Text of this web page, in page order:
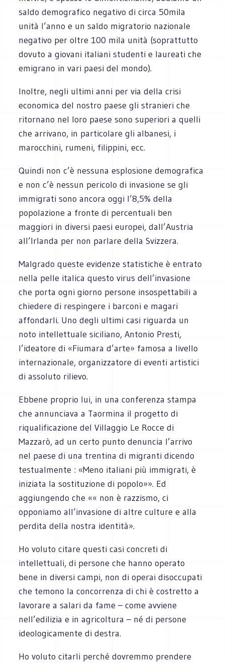
saldo demografico negativo di circa 50mila
unità l’anno e un saldo migratorio nazionale
negativo per oltre 100 mila unità (soprattutto
dovuto a giovani italiani studenti e laureati che
emigrano in vari paesi del mondo).
Inoltre, negli ultimi anni per via della crisi
economica del nostro paese gli stranieri che
ritornano nel loro paese sono superiori a quelli
che arrivano, in particolare gli albanesi, i
marocchini, rumeni, filippini, ecc.
Quindi non c’è nessuna esplosione demografica
e non c’è nessun pericolo di invasione se gli
immigrati sono ancora oggi l’8,5% della
popolazione a fronte di percentuali ben
maggiori in diversi paesi europei, dall’Austria
all’Irlanda per non parlare della Svizzera.
Malgrado queste evidenze statistiche è entrato
nella pelle italica questo virus dell’invasione
che porta ogni giorno persone insospettabili a
chiedere di respingere i barconi e magari
affondarli. Uno degli ultimi casi riguarda un
noto intellettuale siciliano, Antonio Presti,
l’ideatore di «Fiumara d’arte» famosa a livello
internazionale, organizzatore di eventi artistici
di assoluto rilievo.
Ebbene proprio lui, in una conferenza stampa
che annunciava a Taormina il progetto di
riqualificazione del Villaggio Le Rocce di
Mazzarò, ad un certo punto denuncia l’arrivo
nel paese di una trentina di migranti dicendo
testualmente : «Meno italiani più immigrati, è
iniziata la sostituzione di popolo»». Ed
aggiungendo che «« non è razzismo, ci
opponiamo all’invasione di altre culture e alla
perdita della nostra identità».
Ho voluto citare questi casi concreti di
intellettuali, di persone che hanno operato
bene in diversi campi, non di operai disoccupati
che temono la concorrenza di chi è costretto a
lavorare a salari da fame – come avviene
nell’edilizia e in agricoltura – né di persone
ideologicamente di destra.
Ho voluto citarli perché dovremmo prendere